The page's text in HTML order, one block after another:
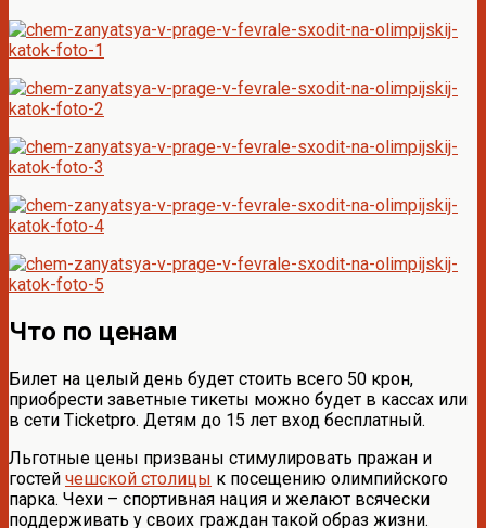
Что по ценам
Билет на целый день будет стоить всего 50 крон,
приобрести заветные тикеты можно будет в кассах или
в сети Ticketpro. Детям до 15 лет вход бесплатный.
Льготные цены призваны стимулировать пражан и
гостей чешской столицы к посещению олимпийского
парка. Чехи – спортивная нация и желают всячески
поддерживать у своих граждан такой образ жизни.